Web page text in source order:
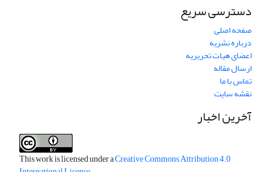
دسترسی سریع
صفحه اصلی
درباره نشریه
اعضای هیات تحریریه
ارسال مقاله
تماس با ما
نقشه سایت
آخرین اخبار
This work is licensed under aCreative Commons Attribution 4.0